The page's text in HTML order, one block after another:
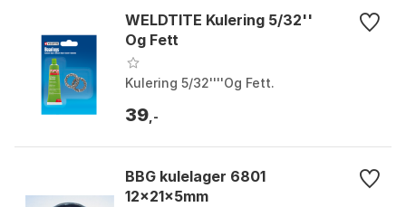
WELDTITE Kulering 5/32''
Og Fett
Kulering 5/32''''Og Fett.
39 ,-
BBG kulelager 6801
12x21x5mm